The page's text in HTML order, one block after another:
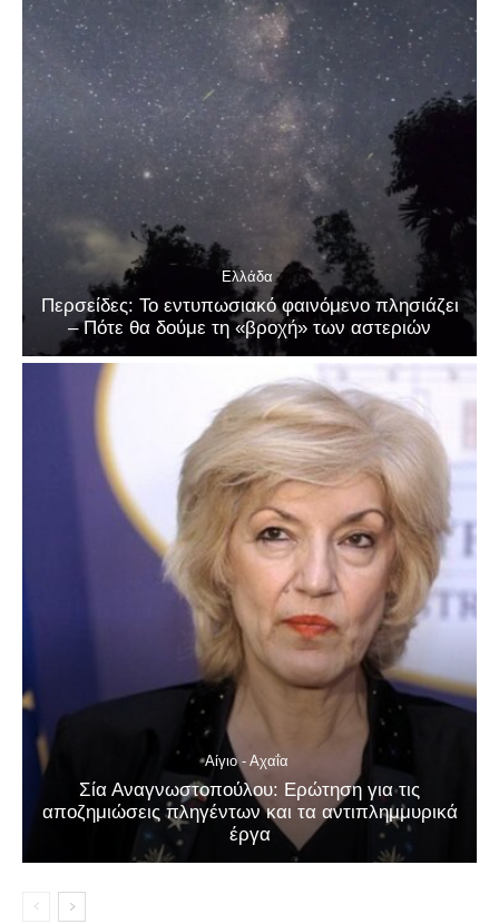
Ελλάδα
Περσείδες: Το εντυπωσιακό φαινόμενο πλησιάζει
– Πότε θα δούμε τη «βροχή» των αστεριών
Αίγιο - Αχαΐα
Σία Αναγνωστοπούλου: Ερώτηση για τις
αποζημιώσεις πληγέντων και τα αντιπλημμυρικά
έργα